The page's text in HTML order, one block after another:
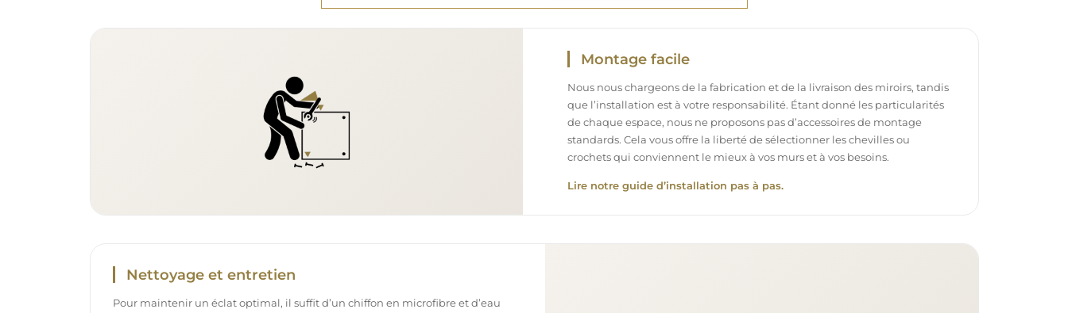
Montage facile
Nous nous chargeons de la fabrication et de la livraison des miroirs, tandis
que l’installation est à votre responsabilité. Étant donné les particularités
de chaque espace, nous ne proposons pas d’accessoires de montage
standards. Cela vous offre la liberté de sélectionner les chevilles ou
crochets qui conviennent le mieux à vos murs et à vos besoins.
Lire notre guide d’installation pas à pas.
Nettoyage et entretien
Pour maintenir un éclat optimal, il suffit d’un chiffon en microfibre et d’eau